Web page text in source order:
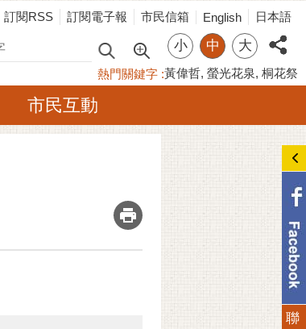
訂閱RSS 訂閱電子報 市民信箱 English 日本語
小 中 大
熱門關鍵字 黃偉哲 螢光花泉 桐花祭
市民互動
_
聯